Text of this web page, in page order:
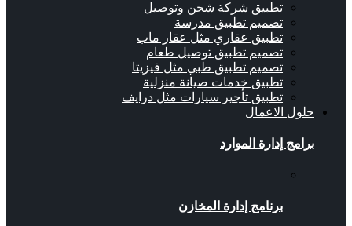
تطبيق شركة شحن وتوصيل
تصميم تطبيق مدرسة
تطبيق عقاري مثل عقار ماب
تصميم تطبيق توصيل طعام
تصميم تطبيق طبي مثل فيزيتا
تطبيق خدمات صيانة منزلية
تطبيق تأجير سيارات مثل درايف
حلول الاعمال
برامج إدارة الموارد
برنامج إدارة المخازن